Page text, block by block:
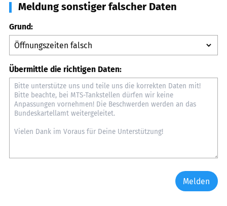
Meldung sonstiger falscher Daten
Grund:
Übermittle die richtigen Daten:
Melden